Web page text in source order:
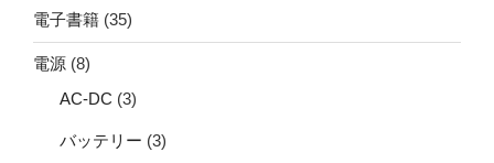
電子書籍 (35)
電源 (8)
AC-DC (3)
バッテリー (3)